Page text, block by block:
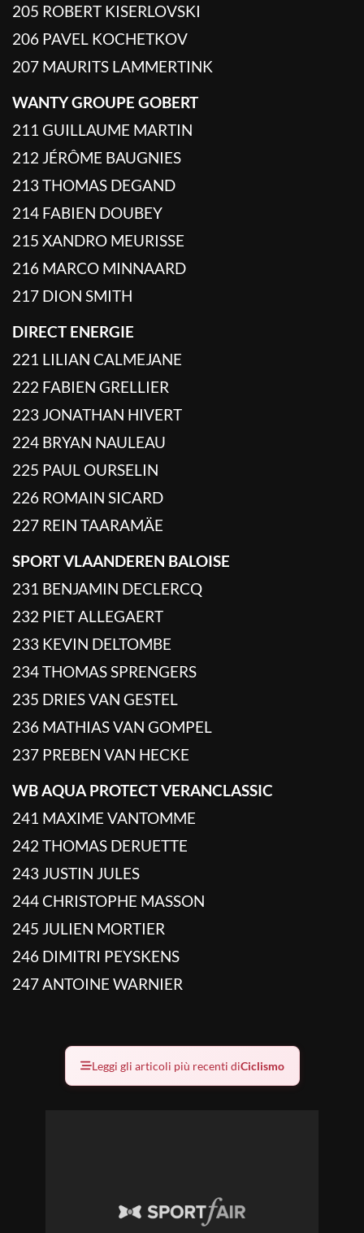
205 ROBERT KISERLOVSKI
206 PAVEL KOCHETKOV
207 MAURITS LAMMERTINK
WANTY GROUPE GOBERT
211 GUILLAUME MARTIN
212 JÉRÔME BAUGNIES
213 THOMAS DEGAND
214 FABIEN DOUBEY
215 XANDRO MEURISSE
216 MARCO MINNAARD
217 DION SMITH
DIRECT ENERGIE
221 LILIAN CALMEJANE
222 FABIEN GRELLIER
223 JONATHAN HIVERT
224 BRYAN NAULEAU
225 PAUL OURSELIN
226 ROMAIN SICARD
227 REIN TAARAMÄE
SPORT VLAANDEREN BALOISE
231 BENJAMIN DECLERCQ
232 PIET ALLEGAERT
233 KEVIN DELTOMBE
234 THOMAS SPRENGERS
235 DRIES VAN GESTEL
236 MATHIAS VAN GOMPEL
237 PREBEN VAN HECKE
WB AQUA PROTECT VERANCLASSIC
241 MAXIME VANTOMME
242 THOMAS DERUETTE
243 JUSTIN JULES
244 CHRISTOPHE MASSON
245 JULIEN MORTIER
246 DIMITRI PEYSKENS
247 ANTOINE WARNIER
Leggi gli articoli più recenti diCiclismo